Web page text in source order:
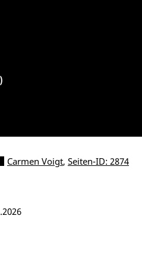
Carmen Voigt, Seiten-ID: 2874